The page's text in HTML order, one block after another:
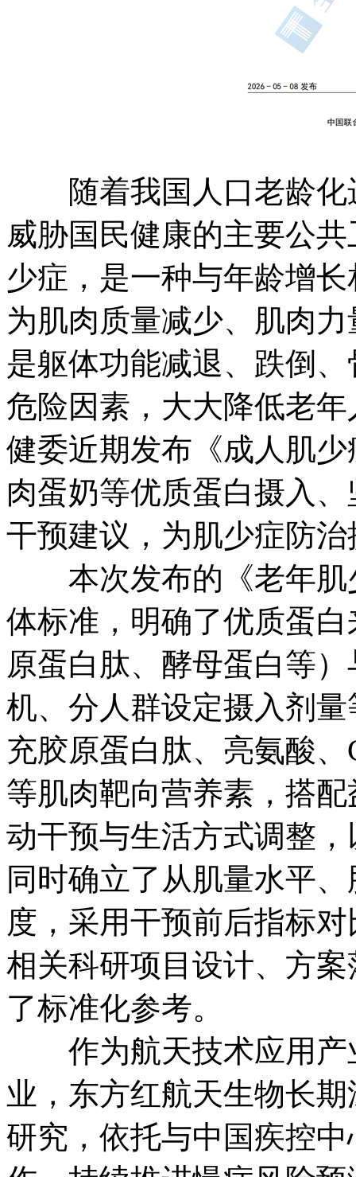
随着我国人口老龄化
威胁国民健康的主要公
少症，是一种与年龄增
为肌肉质量减少、肌肉
是躯体功能减退、跌倒
危险因素，大大降低老
健委近期发布《成人肌
肉蛋奶等优质蛋白摄入
干预建议，为肌少症防
本次发布的《老年肌
体标准，明确了优质蛋
原蛋白肽、酵母蛋白等
机、分人群设定摄入剂
充胶原蛋白肽、亮氨酸、
等肌肉靶向营养素，搭
动干预与生活方式调整
同时确立了从肌量水平
度，采用干预前后指标
相关科研项目设计、方
了标准化参考。
作为航天技术应用产
业，东方红航天生物长
研究，依托与中国疾控